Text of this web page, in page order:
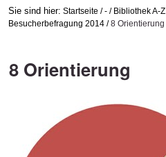
Sie sind hier: Startseite /- / Bibliothek A-Z
Besucherbefragung 2014 /8 Orientierung
8 Orientierung